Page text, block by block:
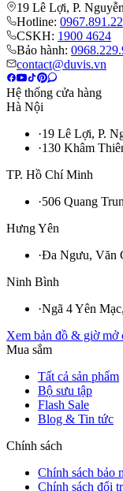
19 Lê Lợi, P.
Hotline:
CSKH: 1900 4624
Bảo hành:
contact@duvis.vn
Hệ thống cửa hàng
Hà Nội
·19 Lê Lợi, P.
·130 Khâm
TP. Hồ Chí Minh
·506 Quang
Hưng Yên
·Đa Ngưu, Văn
Ninh Bình
·Ngã 4 Yên
Xem bản đồ & giờ
Mua sắm
Tất cả sản phẩm
Bộ sưu tập
Flash Sale
Blog & Tin tức
Chính sách
Chính sách bảo
Chính sách đổi